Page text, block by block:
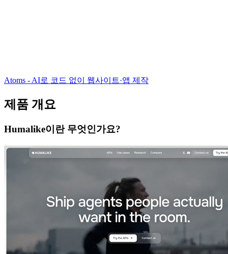
Atoms - AI로 코드 없이 웹사이트·앱 제작
제품 개요
Humalike이란 무엇인가요?